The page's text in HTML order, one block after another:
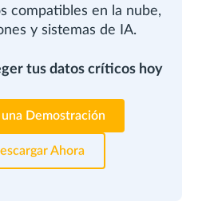
compatibles en la nube,
y sistemas de IA.
tus datos críticos hoy
Demostración
Ahora